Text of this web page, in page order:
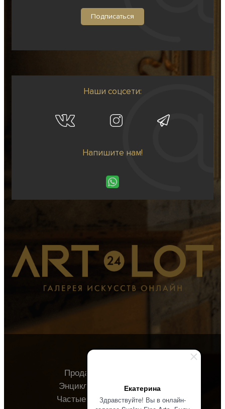
Екатерина
Здравствуйте! Вы в онлайн-
Наши соцсети:
Напишите нам!
Продавцу
Энциклопедия
О галерее
Частые вопросы
Контакты